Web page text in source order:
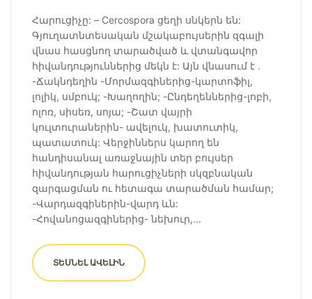
Հարուցիչը: – Cercospora ցեղի սնկերն են:
Գյուղատնտեսական մշակաբույսերին զգալի
վնաս հասցնող տարածված և վտանգավոր
հիվանդություններից մեկն է: Այն վնասում է .
-Ճակնդեղին -Մորմազգիներից-կարտոֆիլ,
լոլիկ, սմբուկ; -Խաղողին; -Ընդեղեններից-լոբի,
ոլոռ, սիսեռ, սոյա; -Շատ վայրի
կուլտուրաներին- ավելուկ, խատուտիկ,
պատատուկ: Վերջիններս կարող են
հանդիսանալ առաջնային տեր բույսեր
հիվանդության հարուցիչների սկզբնական
զարգացման ու հետագա տարածման համար;
-Վարդազգիներին-վարդ ևն:
-Հովանոցազգիներից- նեխուր,...
ՏԵՍՆԵԼ ԱՎԵԼԻՆ